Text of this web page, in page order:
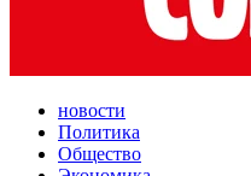
новости
Политика
Общество